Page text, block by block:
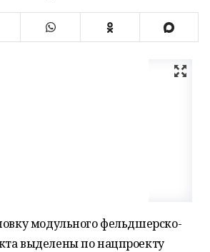
модульного фельдшерско-
выделены по нацпроекту